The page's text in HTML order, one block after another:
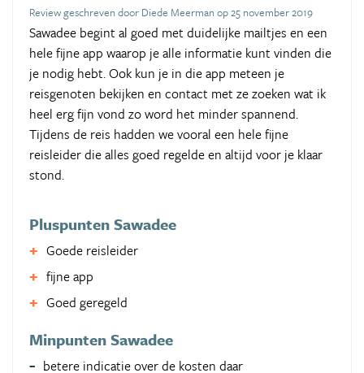
Review geschreven door Diede Meerman op 25 november 2019
Sawadee begint al goed met duidelijke mailtjes en een
hele fijne app waarop je alle informatie kunt vinden die
je nodig hebt. Ook kun je in die app meteen je
reisgenoten bekijken en contact met ze zoeken wat ik
heel erg fijn vond zo word het minder spannend.
Tijdens de reis hadden we vooral een hele fijne
reisleider die alles goed regelde en altijd voor je klaar
stond.
Pluspunten Sawadee
Goede reisleider
fijne app
Goed geregeld
Minpunten Sawadee
betere indicatie over de kosten daar